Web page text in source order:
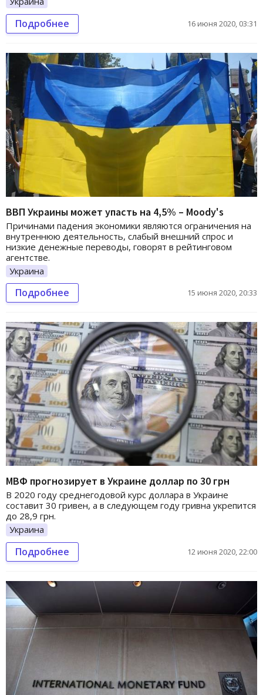
Подробнее 16 июня 2020, 03:31
ВВП Украины может упасть на 4,5% – Moody's
Причинами падения экономики являются ограничения на
внутреннюю деятельность, слабый внешний спрос и
низкие денежные переводы, говорят в рейтинговом
агентстве.
Украина
Подробнее 15 июня 2020, 20:33
МВФ прогнозирует в Украине доллар по 30 грн
В 2020 году среднегодовой курс доллара в Украине
составит 30 гривен, а в следующем году гривна укрепится
до 28,9 грн.
Украина
Подробнее 12 июня 2020, 22:00